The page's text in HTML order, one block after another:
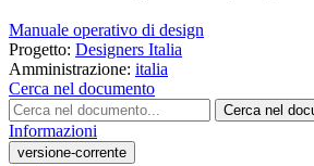
Manuale operativo di design
Progetto: Designers Italia
Amministrazione: italia
Cerca nel documento
Cerca nel
Informazioni
versione-corrente